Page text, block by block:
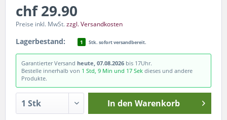
chf 29.90
Preise inkl. MwSt.zzgl. Versandkosten
Lagerbestand: 1 Stk. sofort versandbereit.
Garantierter Versand heute, 07.08.2026 bis 17Uhr.
Bestelle innerhalb von 1 Std, 9 Min und 17 Sek dieses und andere
Produkte.
In den Warenkorb